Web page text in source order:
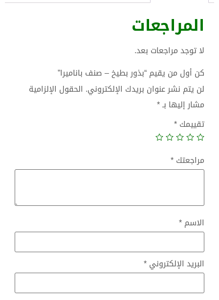
المراجعات
لا توجد مراجعات بعد.
كن أول من يقيم “بذور بطيخ – صنف باناميرا”
لن يتم نشر عنوان بريدك الإلكتروني. الحقول الإلزامية
مشار إليها بـ*
تقييمك*
مراجعتك*
الاسم*
البريد الإلكتروني*